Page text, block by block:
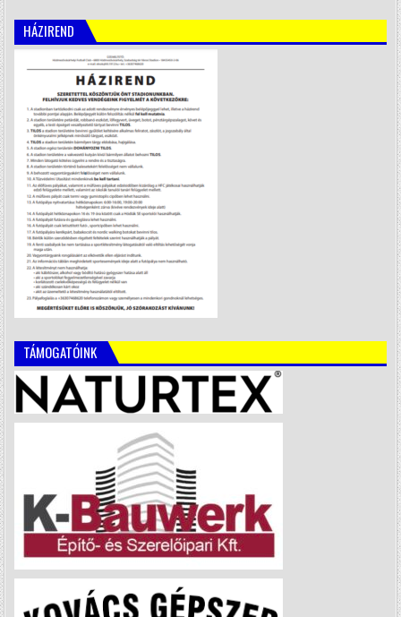
HÁZIREND
TÁMOGATÓINK